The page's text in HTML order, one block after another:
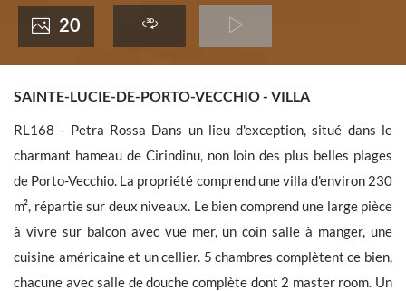
20
SAINTE-LUCIE-DE-PORTO-VECCHIO - VILLA
RL168 - Petra Rossa Dans un lieu d'exception, situé dans le
charmant hameau de Cirindinu, non loin des plus belles plages
de Porto-Vecchio. La propriété comprend une villa d'environ 230
m², répartie sur deux niveaux. Le bien comprend une large pièce
à vivre sur balcon avec vue mer, un coin salle à manger, une
cuisine américaine et un cellier. 5 chambres complètent ce bien,
chacune avec salle de douche complète dont 2 master room. Un
France +(33)